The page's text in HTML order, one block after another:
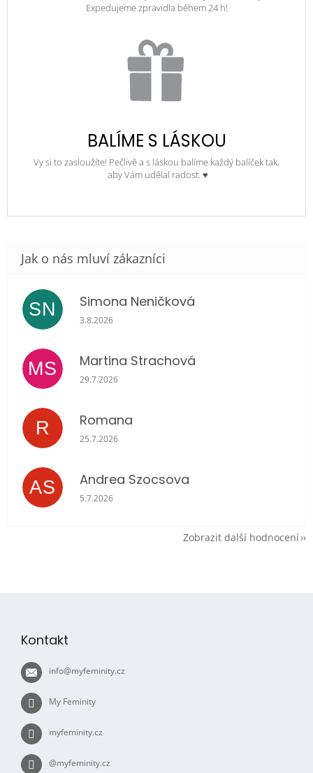
Expedujeme zpravidla během 24 h!
BALÍME S LÁSKOU
Vy si to zasloužíte! Pečlivě a s láskou balíme každý balíček tak,
aby Vám udělal radost. ♥
SN Simona Neničková
Hodnocení obchodu je 5 z 5 hvězdiček.
3.8.2026
MS Martina Strachová
Hodnocení obchodu je 5 z 5 hvězdiček.
29.7.2026
R Romana
Hodnocení obchodu je 5 z 5 hvězdiček.
25.7.2026
AS Andrea Szocsova
Hodnocení obchodu je 5 z 5 hvězdiček.
5.7.2026
Zobrazit další hodnocení
Kontakt
info@myfeminity.cz
My Feminity
myfeminity.cz
@myfeminity.cz